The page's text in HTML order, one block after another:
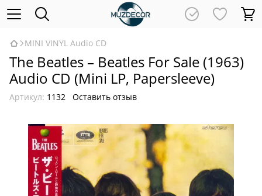
MINI VINYL Audio CD
The Beatles – Beatles For Sale (1963)
Audio CD (Mini LP, Papersleeve)
Артикул: 1132 Оставить отзыв